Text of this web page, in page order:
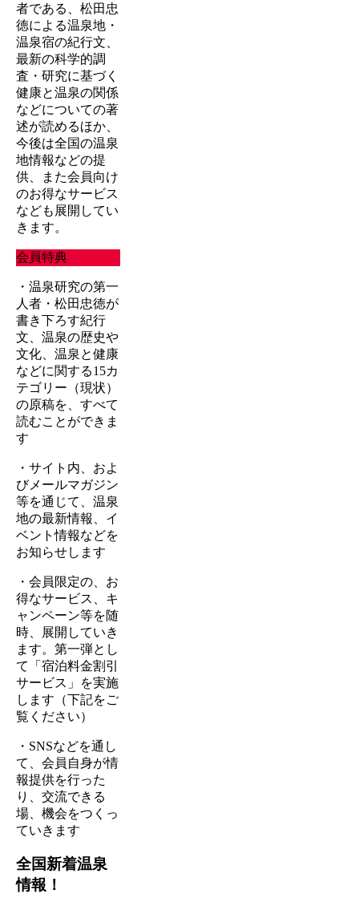
者である、松田忠
徳による温泉地・
温泉宿の紀行文、
最新の科学的調
査・研究に基づく
健康と温泉の関係
などについての著
述が読めるほか、
今後は全国の温泉
地情報などの提
供、また会員向け
のお得なサービス
なども展開してい
きます。
会員特典
・温泉研究の第一
人者・松田忠徳が
書き下ろす紀行
文、温泉の歴史や
文化、温泉と健康
などに関する15カ
テゴリー（現状）
の原稿を、すべて
読むことができま
す
・サイト内、およ
びメールマガジン
等を通じて、温泉
地の最新情報、イ
ベント情報などを
お知らせします
・会員限定の、お
得なサービス、キ
ャンペーン等を随
時、展開していき
ます。第一弾とし
て「宿泊料金割引
サービス」を実施
します（下記をご
覧ください）
・SNSなどを通し
て、会員自身が情
報提供を行った
り、交流できる
場、機会をつくっ
ていきます
全国新着温泉
情報！